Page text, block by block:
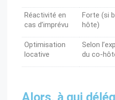
Réactivité en
cas d’imprévu
Forte (si
hôte)
Optimisation
locative
Selon
du co-